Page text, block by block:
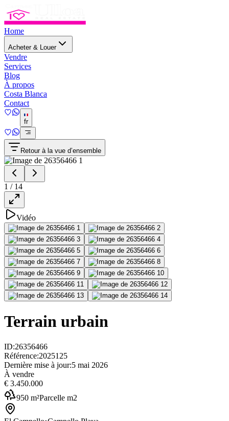
Home
Acheter & Louer
Vendre
Services
Blog
À propos
Costa Blanca
Contact
fr
Retour à la vue d’ensemble
1 / 14
Vidéo
Terrain urbain
ID:26356466
Référence:2025125
Dernière mise à jour:5 mai 2026
À vendre
€ 3.450.000
950 m²Parcelle m2